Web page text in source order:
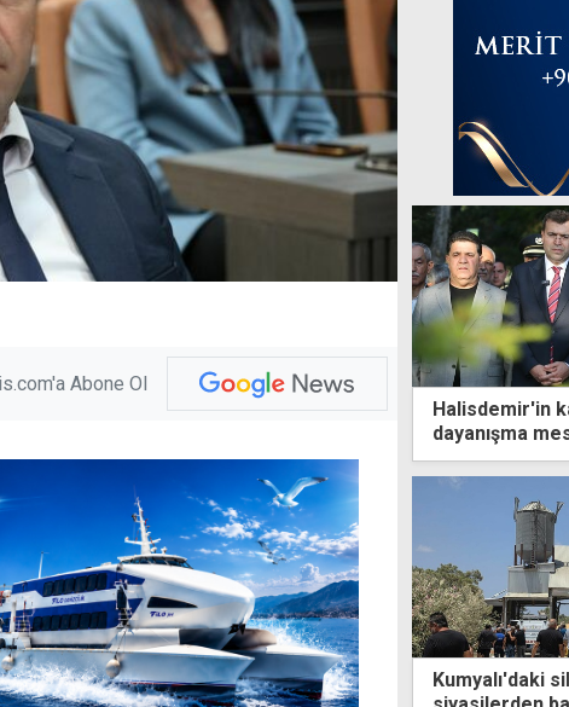
Abone Ol
Halisdemir'in
dayanışma
Kumyalı'daki